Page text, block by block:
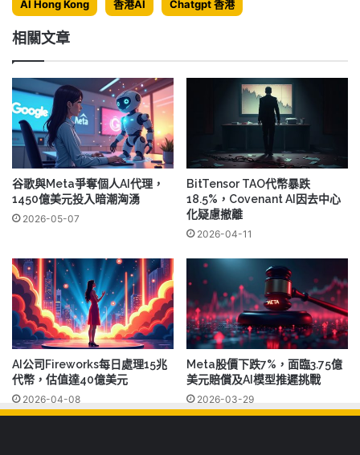
AI Hong Kong 香港AI Chatgpt 香港
相關文章
谷歌與Meta爭奪個人AI代理，
1450億美元投入暗潮洶湧
2026-05-07
BitTensor TAO代幣暴跌
18.5%，Covenant AI因去中心
化疑慮撤離
2026-04-11
AI公司Fireworks每日處理15兆
代幣，估值達40億美元
2026-04-08
Meta股價下跌7%，面臨3.75億
美元賠償及AI模型推遲挑戰
2026-03-29